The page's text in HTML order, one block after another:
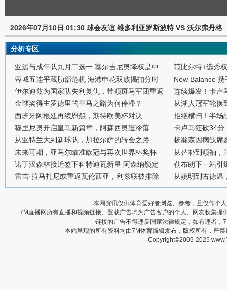
2026年07月10日 01:30 球会友谊 维多利亚罗斯波特 VS 沃尔弗丹格
分析专区
亚运与成年队九月二选一 塞尔吉尼奥降权是中
蓉城五连平藏肋部危机 海港申花双败揭扣分时
伊尔迪兹为国家队失利复仇，带领斑马军团重返
金球奖得主罗德里的皇马之路为何停滞？
西班牙阿根廷再续恩怨，期待欧美杯对决
穆里尼奥开启皇马新篇章，阿森西奥遭冷落
从亚特兰大到新球队，加拉尔萨的转会之路
未来可期，亚马尔瞄准欧冠与再次世界杯奖杯
诺丁汉森林接近签下科特迪瓦新星 阿森纳锁定
雷吉·拉马扎尼或重返瓦伦西亚，利兹联被排除
范比尔特+选秀
New Balance
连续爆发！卡卢
从湖人冠军轮换
拒绝横扫！半场
卡卢马狂砍34分
杨瀚森因病缺席
从替补到领袖，
勒布朗下一站引
从姚明到古德温
本网资讯仅供体育爱好者浏览、参考，且仅作个
7M直播网所有直播和视频链接、登载广告均为广告客户的个人、网友收集
链接的广告不得违反国家法律规定，如有违者
本站呈现的所有资料均由7M体育编辑发布，版权所有，严
Copyright©2009-2025